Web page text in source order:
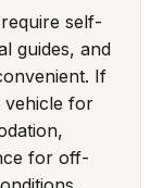
self-
guides, and
If
vehicle for
for off-